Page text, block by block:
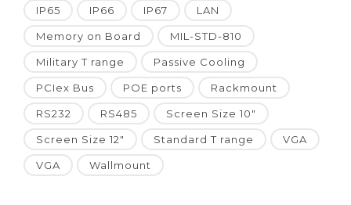
IP65 IP66 IP67 LAN
Memory on Board MIL-STD-810
Military T range Passive Cooling
PCIex Bus POE ports Rackmount
RS232 RS485 Screen Size 10"
Screen Size 12" Standard T range VGA
VGA Wallmount